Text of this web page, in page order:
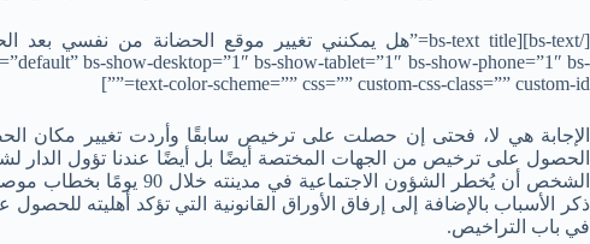
bs-show-desktop=”1″ bs-show-tablet=”1″ bs-show-phone=”1″ bs-
text-color-scheme=”” css=”” custom-css-class=”” custom-id=””]
الإجابة هي لا، فحتى إن حصلت على ترخيص سابقًا وأردت تغيير مكان
الحصول على ترخيص من الجهات المختصة أيضًا بل أيضًا عندنا تؤول الدار
الشخص أن يُخطر الشؤون
ذكر الأسباب بالإضافة إلى إرفاق الأوراق القانونية التي تؤكد أهليته
في باب التراخيص.